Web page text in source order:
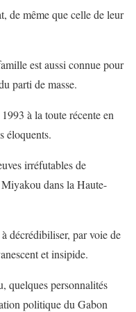
de même que celle de leur
est aussi connue pour
parti de masse.
à la toute récente en
éloquents.
irréfutables de
dans la Haute-
décrédibiliser, par voie de
et insipide.
quelques personnalités
politique du Gabon